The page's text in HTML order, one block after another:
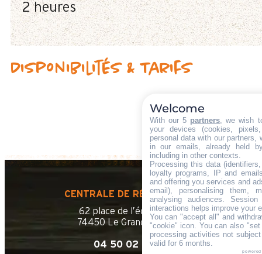
2 heures
Disponibilités & Tarifs
CENTRALE DE RÉSERVATION
62 place de l’église BP 11
74450 Le Grand-Bornand
04 50 02 78 06
Welcome
With our 5 partners , we wish
your devices (cookies,
personal data with our partners,
in our emails, already held
including in other contexts.
Processing this data
loyalty programs, IP and
and offering you services and
email), personalising them,
analysing audiences.
interactions helps improve your
You can "accept all" and
"cookie" icon . You can also
processing activities not
valid for 6 months.